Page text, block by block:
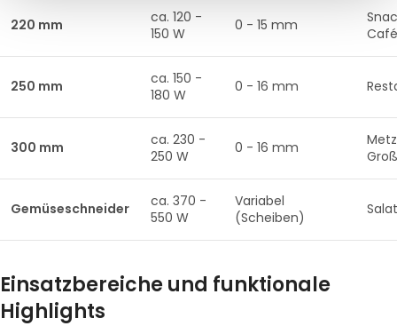
220 mm
ca. 120 -
150 W
0 - 15 mm
250 mm
ca. 150 -
180 W
0 - 16 mm
300 mm
ca. 230 -
250 W
0 - 16 mm
Gemüseschneider
ca. 370 -
550 W
Variabel
(Scheiben)
Einsatzbereiche und funktionale
Highlights